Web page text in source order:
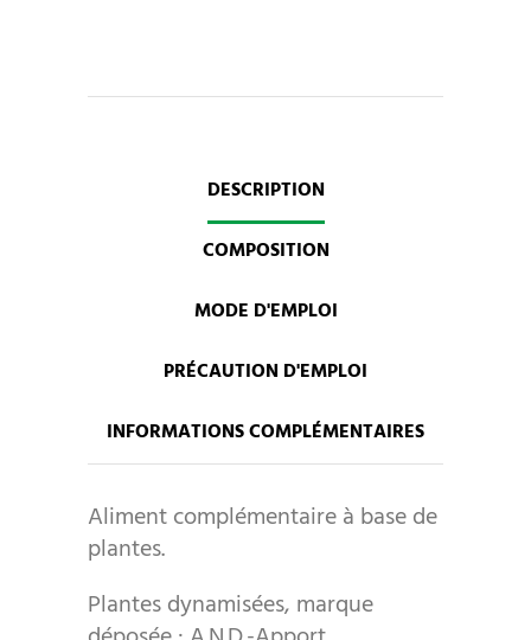
DESCRIPTION
COMPOSITION
MODE D'EMPLOI
PRÉCAUTION D'EMPLOI
INFORMATIONS COMPLÉMENTAIRES
Aliment complémentaire à base de
plantes.
Plantes dynamisées, marque